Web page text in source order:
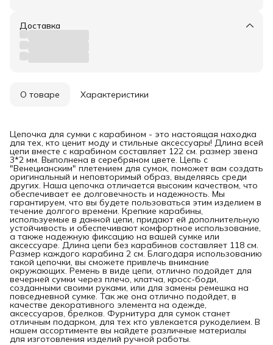
Доставка
О товаре Характеристики
Цепочка для сумки с карабином - это настоящая находка
для тех, кто ценит моду и стильные аксессуары! Длина всей
цепи вместе с карабином составляет 122 см. размер звена
3*2 мм. Выполнена в серебряном цвете. Цепь с
"Венецианским" плетением для сумок, поможет вам создать
оригинальный и неповторимый образ, выделяясь среди
других. Наша цепочка отличается высоким качеством, что
обеспечивает ее долговечность и надежность. Мы
гарантируем, что вы будете пользоваться этим изделием в
течение долгого времени. Крепкие карабины,
используемые в данной цепи, придают ей дополнительную
устойчивость и обеспечивают комфортное использование,
а также надежную фиксацию на вашей сумке или
аксессуаре. Длина цепи без карабинов составляет 118 см.
Размер каждого карабина 2 см. Благодаря использованию
такой цепочки, вы сможете привлечь внимание
окружающих. Ремень в виде цепи, отлично подойдет для
вечерней сумки через плечо, клатча, кросс-боди,
созданными своими руками, или для замены ремешка на
повседневной сумке. Так же она отлично подойдет, в
качестве декоративного элемента на одежде,
аксессуаров, брелков. Фурнитура для сумок станет
отличным подарком, для тех кто увлекается рукоделием. В
нашем ассортименте вы найдете различные материалы
для изготовления изделий ручной работы.